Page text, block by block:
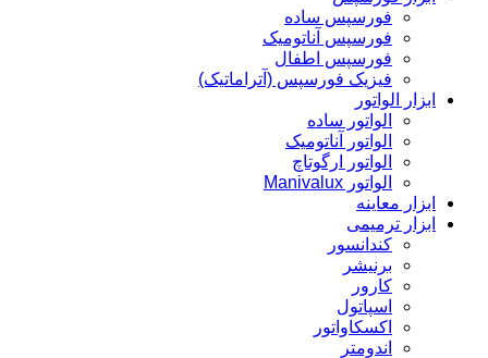
فورسپس ساده
فورسپس آناتومیک
فورسپس اطفال
فیزیک فورسپس (آتراماتیک)
ابزار الواتور
الواتور ساده
الواتور آناتومیک
الواتور ارگوتاچ
الواتور Manivalux
ابزار معاینه
ابزار ترمیمی
کندانسور
برنیشر
کارور
اسپاتول
اکسکاواتور
اندومتر